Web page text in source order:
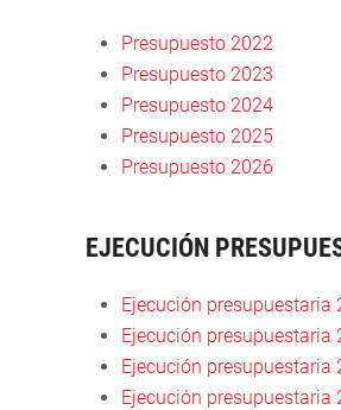
Presupuesto 2022
Presupuesto 2023
Presupuesto 2024
Presupuesto 2025
Presupuesto 2026
EJECUCIÓN
Ejecución presupuestaria
Ejecución presupuestaria
Ejecución presupuestaria
Ejecución presupuestaria